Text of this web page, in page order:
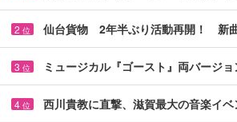
2 位 仙台貨物 2年半ぶり活動再開！ 新
3 位 ミュージカル『ゴースト』両バージ
4 位 西川貴教に直撃、滋賀最大の音楽イ